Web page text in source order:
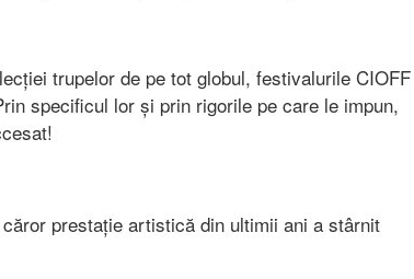
trupelor de pe tot globul, festivalurile CIOFF
specificul lor și prin rigorile pe care le impun,
prestație artistică din ultimii ani a stârnit